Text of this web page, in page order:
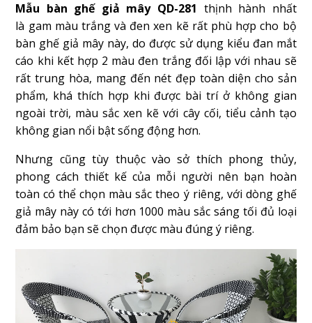
Mẫu bàn ghế giả mây QD-281 thịnh hành nhất
là gam màu trắng và đen xen kẽ rất phù hợp cho bộ
bàn ghế giả mây này, do được sử dụng kiểu đan mắt
cáo khi kết hợp 2 màu đen trắng đối lập với nhau sẽ
rất trung hòa, mang đến nét đẹp toàn diện cho sản
phẩm, khá thích hợp khi được bài trí ở không gian
ngoài trời, màu sắc xen kẽ với cây cối, tiểu cảnh tạo
không gian nổi bật sống động hơn.
Nhưng cũng tùy thuộc vào sở thích phong thủy,
phong cách thiết kế của mỗi người nên bạn hoàn
toàn có thể chọn màu sắc theo ý riêng, với dòng ghế
giả mây này có tới hơn 1000 màu sắc sáng tối đủ loại
đảm bảo bạn sẽ chọn được màu đúng ý riêng.